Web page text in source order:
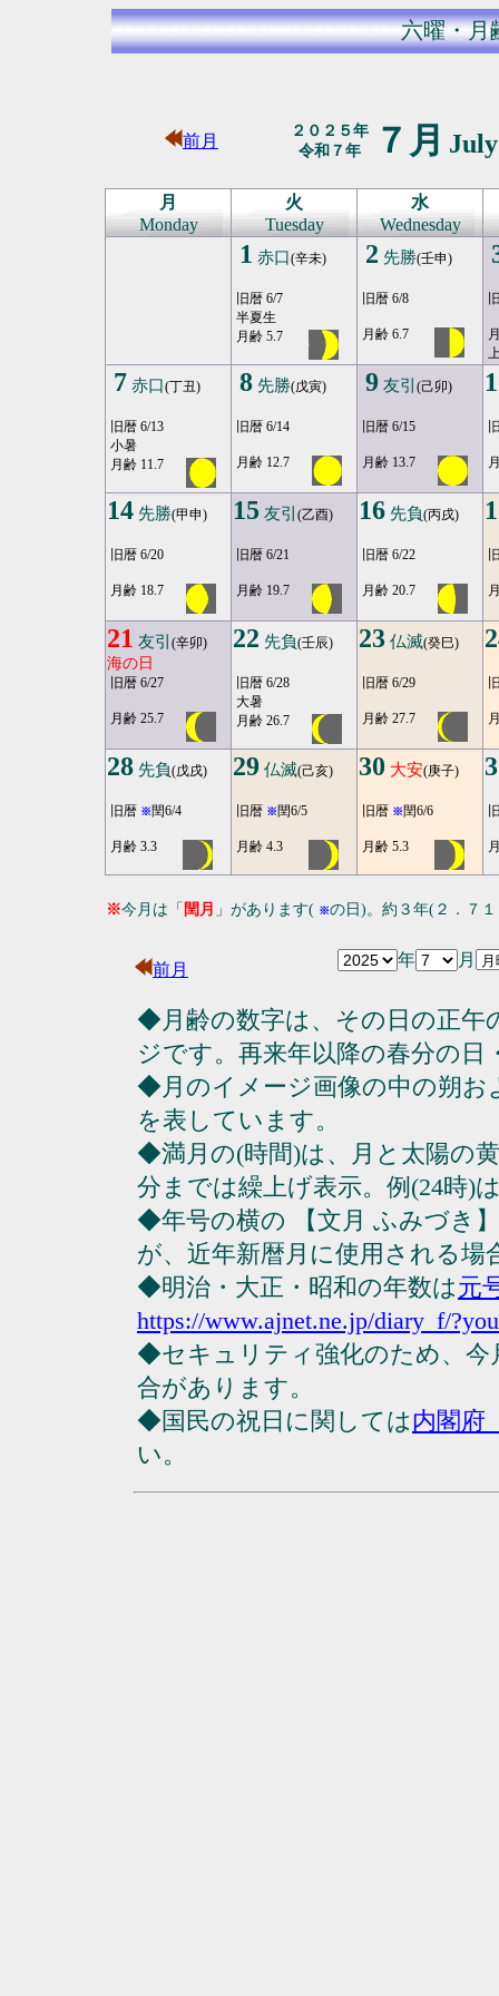
六曜・月
前月
２０２５年
令和７年
７月
月
Monday
火
Tuesday
水
Wednesday
1 赤口(辛未)
旧暦 6/7
半夏生
月齢 5.7
2 先勝(壬申)
旧暦 6/8
月齢 6.7
7 赤口(丁丑)
旧暦 6/13
小暑
月齢 11.7
8 先勝(戊寅)
旧暦 6/14
月齢 12.7
9 友引 (己卯)
旧暦 6/15
月齢 13.7
14 先勝(甲申)
旧暦 6/20
月齢 18.7
15 友引 (乙酉)
旧暦 6/21
月齢 19.7
16 先負(丙戌)
旧暦 6/22
月齢 20.7
21 友引 (辛卯)
海の日
旧暦 6/27
月齢 25.7
22 先負(壬辰)
旧暦 6/28
大暑
月齢 26.7
23 仏滅(癸巳)
旧暦 6/29
月齢 27.7
28 先負(戊戌)
旧暦 ※閏6/4
月齢 3.3
29 仏滅(己亥)
旧暦 ※閏6/5
月齢 4.3
30 大安(庚子)
旧暦 ※閏6/6
月齢 5.3
※今月は「 閏月 」があります( ※の日)。約３年(２．７
前月
年 月
◆月齢の数字は、その日の正午
ジです。再来年以降の春分の日
◆月のイメージ画像の中の朔
を表しています。
◆満月の(時間)は、月と太陽の
分までは繰上げ表示。例(24時)
◆年号の横の 【文月 ふみづき
が、近年新暦月に使用される場
◆明治・大正・昭和の年数は元
https://www.ajnet.ne.jp/diary_f/
◆セキュリティ強化のため、今
合があります。
◆国民の祝日に関しては内閣府
い。